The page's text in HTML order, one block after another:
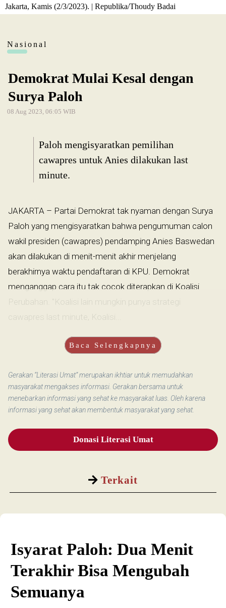
Jakarta, Kamis (2/3/2023). | Republika/Thoudy Badai
Terkait
Nasional
Demokrat Mulai Kesal dengan
Surya Paloh
08 Aug 2023, 06:05 WIB
Paloh mengisyaratkan pemilihan
cawapres untuk Anies dilakukan last
minute.
JAKARTA – Partai Demokrat tak nyaman dengan Surya
Paloh yang mengisyaratkan bahwa pengumuman calon
wakil presiden (cawapres) pendamping Anies Baswedan
akan dilakukan di menit-menit akhir menjelang
berakhirnya waktu pendaftaran di KPU. Demokrat
menganggap cara itu tak cocok diterapkan di Koalisi
Perubahan. "Koalisi lain mungkin punya strategi
cawapres last minute, Koalisi...
Baca Selengkapnya
Gerakan “Literasi Umat” merupakan ikhtiar untuk memudahkan
masyarakat mengakses informasi. Gerakan bersama untuk
menebarkan informasi yang sehat ke masyarakat luas. Oleh karena
informasi yang sehat akan membentuk masyarakat yang sehat.
Donasi Literasi Umat
Isyarat Paloh: Dua Menit
Terakhir Bisa Mengubah
Semuanya